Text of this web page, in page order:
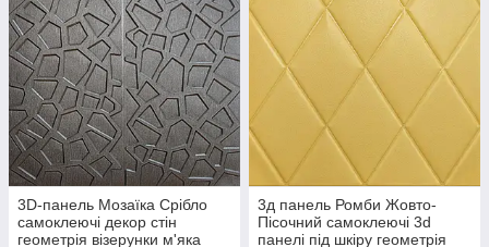
3D-панель Мозаїка Срібло
самоклеючі декор стін
геометрія візерунки м'яка
3д панель Ромби Жовто-
Пісочний самоклеючі 3d
панелі під шкіру геометрія